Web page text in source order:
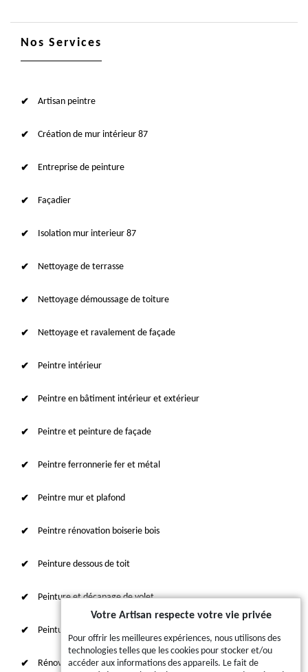
Nos Services
Artisan peintre
Création de mur intérieur 87
Entreprise de peinture
Façadier
Isolation mur interieur 87
Nettoyage de terrasse
Nettoyage démoussage de toiture
Nettoyage et ravalement de façade
Peintre intérieur
Peintre en bâtiment intérieur et extérieur
Peintre et peinture de façade
Peintre ferronnerie fer et métal
Peintre mur et plafond
Peintre rénovation boiserie bois
Peinture dessous de toit
Peinture et décapage de volet
Peinture sur tuile et toiture
Rénovation intérieure 87
Votre Artisan respecte votre vie privée
Pour offrir les meilleures expériences, nous utilisons des
technologies telles que les cookies pour stocker et/ou
accéder aux informations des appareils. Le fait de